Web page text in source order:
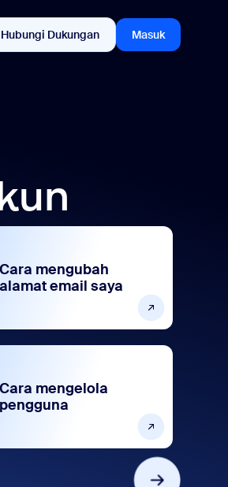
Hubungi Dukungan Masuk
Cara mengubah
alamat email saya
Cara mengelola
pengguna